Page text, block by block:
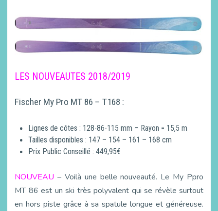
LES NOUVEAUTES 2018/2019
Fischer My Pro MT 86 – T168 :
Lignes de côtes : 128-86-115 mm – Rayon = 15,5 m
Tailles disponibles : 147 – 154 – 161 – 168 cm
Prix Public Conseillé : 449,95€
NOUVEAU – Voilà une belle nouveauté. Le My Ppro
MT 86 est un ski très polyvalent qui se révèle surtout
en hors piste grâce à sa spatule longue et généreuse.